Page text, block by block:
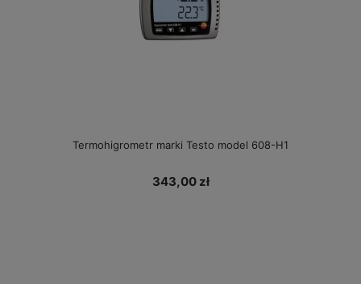
Termohigrometr marki Testo model 608-H1
343,00 zł